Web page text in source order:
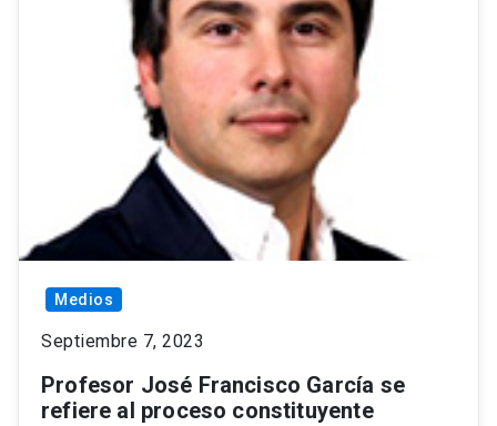
Medios
Septiembre 7, 2023
Profesor José Francisco García se
refiere al proceso constituyente